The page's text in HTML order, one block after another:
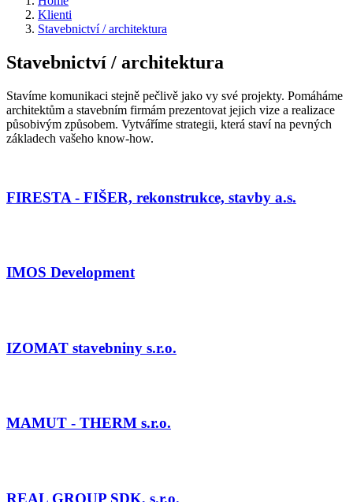
Klienti
Stavebnictví / architektura
Stavebnictví / architektura
Stavíme komunikaci stejně pečlivě jako vy své projekty. Pomáháme
architektům a stavebním firmám prezentovat jejich vize a realizace
působivým způsobem. Vytváříme strategii, která staví na pevných
základech vašeho know-how.
FIRESTA - FIŠER, rekonstrukce, stavby a.s.
IMOS Development
IZOMAT stavebniny s.r.o.
MAMUT - THERM s.r.o.
REAL GROUP SDK, s.r.o.